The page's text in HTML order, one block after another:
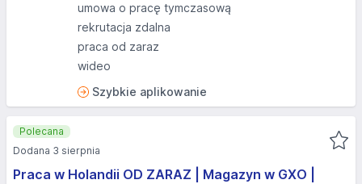
umowa o pracę tymczasową
rekrutacja zdalna
praca od zaraz
wideo
Szybkie aplikowanie
Praca w Holandii OD ZARAZ | Magazyn w GXO |
Polecana
Dodana 3 sierpnia